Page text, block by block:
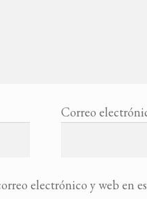
Correo
electrónico y web en